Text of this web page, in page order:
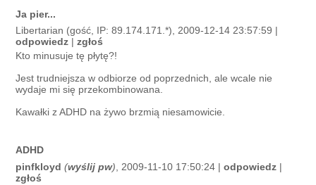
Ja pier...
Libertarian (gość, IP: 89.174.171.*), 2009-12-14 23:57:59 |
odpowiedz |zgłoś
Kto minusuje tę płytę?!
Jest trudniejsza w odbiorze od poprzednich, ale wcale nie
wydaje mi się przekombinowana.
Kawałki z ADHD na żywo brzmią niesamowicie.
ADHD
pinfkloyd (wyślij pw) , 2009-11-10 17:50:24 |odpowiedz |
zgłoś